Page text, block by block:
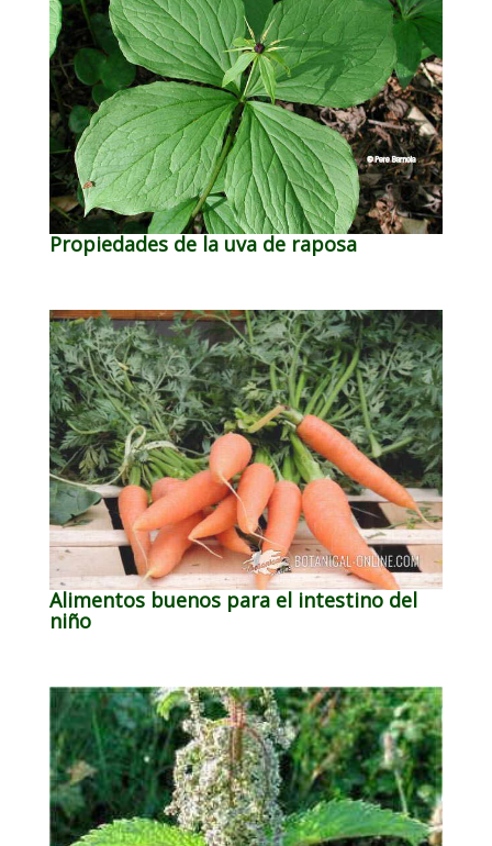
Propiedades de la uva de raposa
Alimentos buenos para el intestino del
niño